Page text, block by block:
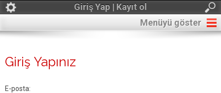
Giriş Yap | Kayıt ol
Menüyü göster
Giriş Yapınız
E-posta: